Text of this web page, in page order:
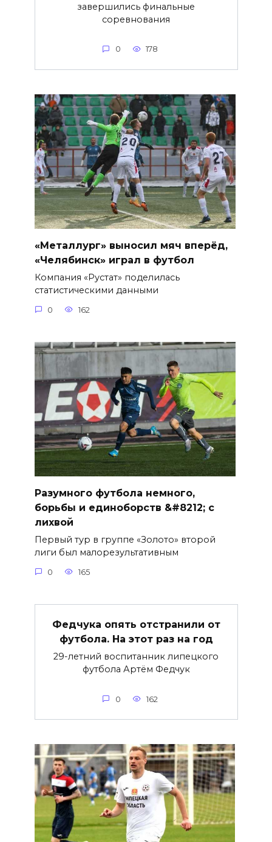
завершились финальные
соревнования
0 178
«Металлург» выносил мяч вперёд,
«Челябинск» играл в футбол
Компания «Рустат» поделилась
статистическими данными
0 162
Разумного футбола немного,
борьбы и единоборств &#8212; с
лихвой
Первый тур в группе «Золото» второй
лиги был малорезультативным
0 165
Федчука опять отстранили от
футбола. На этот раз на год
29-летний воспитанник липецкого
футбола Артём Федчук
0 162